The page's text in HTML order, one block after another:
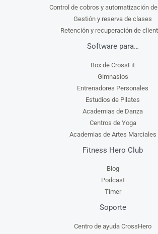
Control de cobros y automatización
Gestión y reserva de clases
Retención y recuperación de
Software para…
Box de CrossFit
Gimnasios
Entrenadores Personales
Estudios de Pilates
Academias de Danza
Centros de Yoga
Academias de Artes Marciales
Fitness Hero Club
Blog
Podcast
Timer
Soporte
Centro de ayuda CrossHero